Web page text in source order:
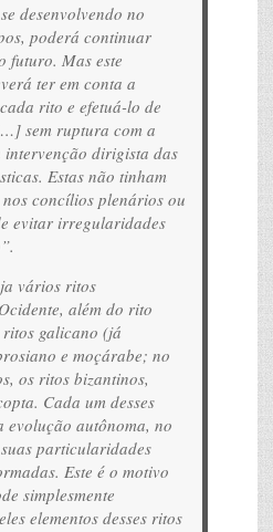
desenvolvendo no
poderá continuar
futuro. Mas este
ter em conta a
rito e efetuá-lo de
sem ruptura com a
intervenção dirigista das
Estas não tinham
concílios plenários ou
evitar irregularidades
vários ritos
além do rito
ritos galicano (já
e moçárabe; no
os ritos bizantinos,
Cada um desses
evolução autônoma, no
particularidades
Este é o motivo
simplesmente
elementos desses ritos